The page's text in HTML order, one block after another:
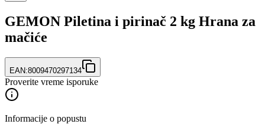
GEMON Piletina i pirinač 2 kg Hrana za
mačiće
EAN:8009470297134
Proverite vreme isporuke
Informacije o popustu